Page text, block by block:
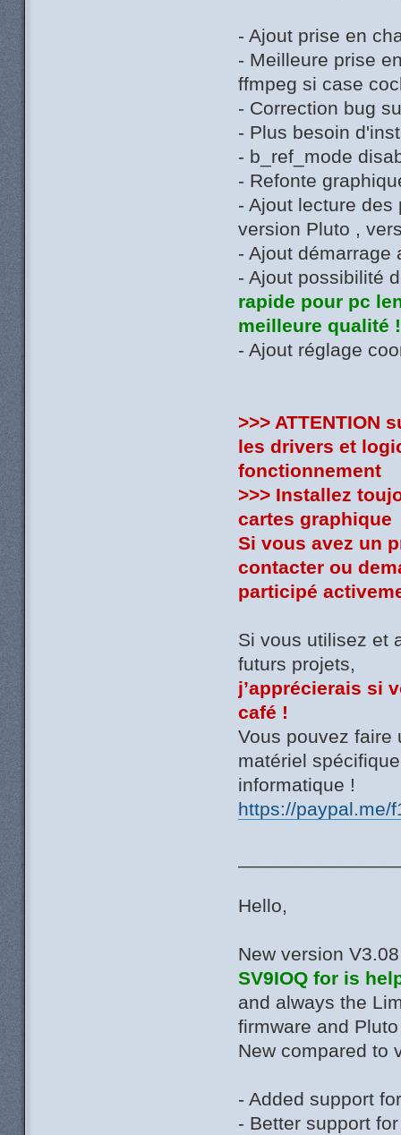
- Ajout prise en
- Meilleure prise
ffmpeg si case
- Correction bug
- Plus besoin
- b_ref_mode
- Refonte
- Ajout lecture
version Pluto ,
- Ajout démarrage
- Ajout possibilité
rapide pour pc
meilleure qualité !
- Ajout réglage
>>> ATTENTION
les drivers et
fonctionnement
>>> Installez
cartes graphique
Si vous avez un
contacter ou
participé
Si vous utilisez et
futurs projets,
j’apprécierais si
café !
Vous pouvez faire
matériel
informatique !
https://paypal.me/
Hello,
New version
SV9IOQ for is
and always the
firmware and
New compared to
- Added support
- Better support